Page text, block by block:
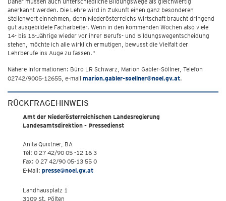
anerkannt werden. Die Lehre wird in Zukunft einen ganz besonderen
Stellenwert einnehmen, denn Niederösterreichs Wirtschaft braucht dringend
gut ausgebildete Facharbeiter. Wenn in den kommenden Wochen also viele
14- bis 15-Jährige wieder vor ihrer Berufs- und Bildungswegentscheidung
stehen, möchte ich alle wirklich ermutigen, bewusst die Vielfalt der
Lehrberufe ins Auge zu fassen."
Nähere Informationen: Büro LR Schwarz, Marion Gabler-Söllner, Telefon
02742/9005-12655, e-mail marion.gabler-soellner@noel.gv.at.
RÜCKFRAGEHINWEIS
Amt der Niederösterreichischen Landesregierung
Landesamtsdirektion - Pressedienst
Anita Quixtner, BA
Tel: 0 27 42/90 05 -12 16 3
Fax: 0 27 42/90 05-13 55 0
E-Mail: presse@noel.gv.at
Landhausplatz 1
3109 St. Pölten